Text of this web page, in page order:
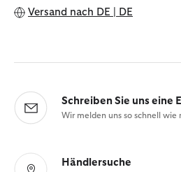
Versand nach DE | DE
Schreiben Sie uns eine
Wir melden uns so schnell wie
Händlersuche